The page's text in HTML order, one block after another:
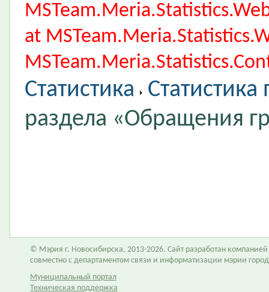
at
Статистика
раздела «Обращения
© Мэрия г. Новосибирска, 2013-2026. Сайт разработан компанией
совместно с департаментом связи и информатизации мэрии
Муниципальный портал
Техническая поддержка